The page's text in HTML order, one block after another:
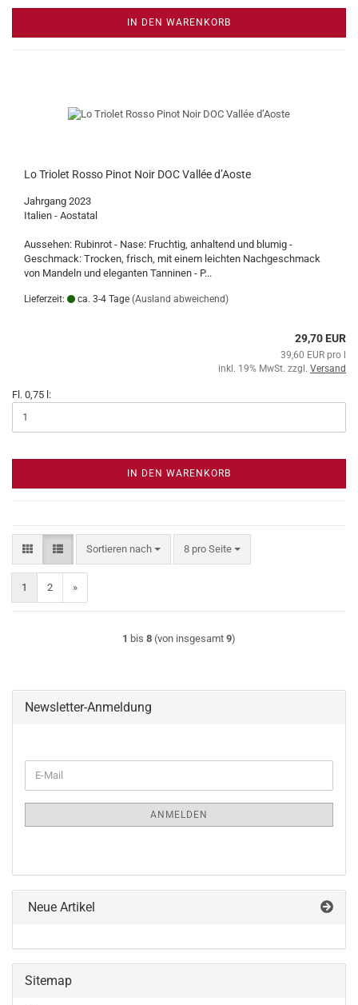
IN DEN WARENKORB
Lo Triolet Rosso Pinot Noir DOC Vallée d’Aoste
Jahrgang 2023
Italien - Aostatal
Aussehen: Rubinrot - Nase: Fruchtig, anhaltend und blumig -
Geschmack: Trocken, frisch, mit einem leichten Nachgeschmack
von Mandeln und eleganten Tanninen - P...
Lieferzeit: ca. 3-4 Tage (Ausland abweichend)
29,70 EUR
39,60 EUR pro l
inkl. 19% MwSt. zzgl. Versand
Fl. 0,75 l:
IN DEN WARENKORB
Sortieren nach
Sortieren nach 8 pro Seite
pro Seite
1 2 »
1 bis 8 (von insgesamt 9)
Newsletter-Anmeldung
ZUR
NEWSLETTER-
E-
Mail
ANMELDEN
Neue Artikel
Sitemap